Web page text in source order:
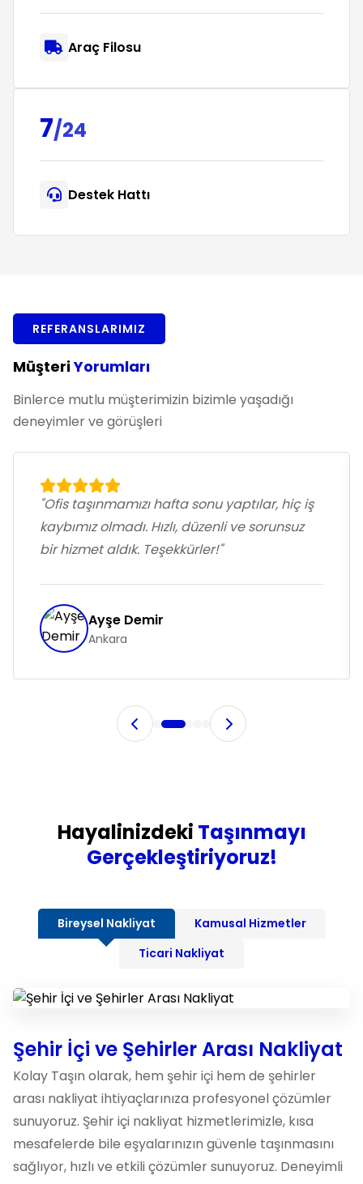
Araç Filosu
7/24
Destek Hattı
REFERANSLARIMIZ
MüşteriYorumları
Binlerce mutlu müşterimizin bizimle yaşadığı
deneyimler ve görüşleri
"Ofis taşınmamızı hafta sonu yaptılar, hiç iş
kaybımız olmadı. Hızlı, düzenli ve sorunsuz
bir hizmet aldık. Teşekkürler!"
Ayşe Demir
Ankara
Hayalinizdeki Taşınmayı
Gerçekleştiriyoruz!
Bireysel Nakliyat
Kamusal Hizmetler
Ticari Nakliyat
Şehir İçi ve Şehirler Arası Nakliyat
Kolay Taşın olarak, hem şehir içi hem de şehirler
arası nakliyat ihtiyaçlarınıza profesyonel çözümler
sunuyoruz. Şehir içi nakliyat hizmetlerimizle, kısa
mesafelerde bile eşyalarınızın güvenle taşınmasını
sağlıyor, hızlı ve etkili çözümler sunuyoruz. Deneyimli